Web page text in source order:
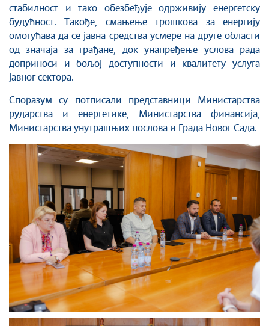
стабилност и тако обезбеђује одрживију енергетску
будућност. Такође, смањење трошкова за енергију
омогућава да се јавна средства усмере на друге области
од значаја за грађане, док унапређење услова рада
доприноси и бољој доступности и квалитету услуга
јавног сектора.
Споразум су потписали представници Министарства
рударства и енергетике, Министарства финансија,
Министарства унутрашњих послова и Града Новог Сада.